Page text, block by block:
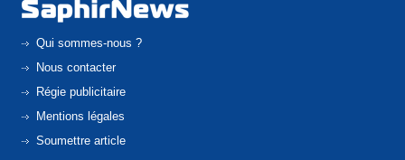
Qui sommes-nous ?
Nous contacter
Régie publicitaire
Mentions légales
Soumettre article